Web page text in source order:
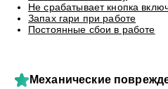
Не срабатывает кнопка
Запах гари при работе
Постоянные сбои в работе
Механические